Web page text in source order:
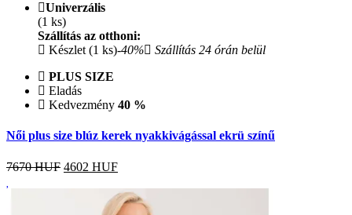
Univerzális
(1 ks)
Szállítás az otthoni:
Készlet (1 ks)-40%
Szállítás 24 órán belül
PLUS SIZE
Eladás
Kedvezmény 40 %
Női plus size blúz kerek nyakkivágással ekrü színű
7670 HUF 4602 HUF